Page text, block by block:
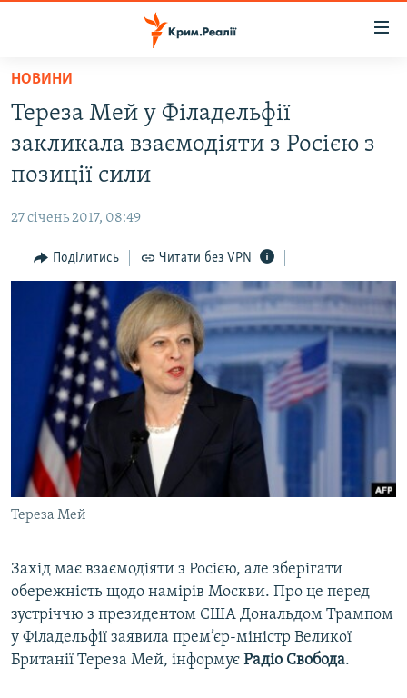
Перейти
основного
матеріалу
до
основної
Перейти
до
ВОДА.КРИМ
ВІДЕО ТА ФОТО
БЛОГИ
ПОГЛЯД
ІНТЕРВ'Ю
ВСЕ ЗА ДЕНЬ
СПЕЦПРОЕКТИ
ДЕПОРТАЦІЯ
ВІДЕОУРОКИ «ELIFBE»
СВІДЧЕННЯ ОКУПАЦІЇ
УКРАЇНСЬКА ПРОБЛЕМА КРИМУ
ІНФОГРАФІКА
ЯК ОБІЙТИ БЛОКУВАННЯ
Русский
Qırımtatar
ДОЛУЧАЙСЯ!
Усі сайти RFE/RL
НОВИНИ
Тереза Мей у Філадельфії
закликала взаємодіяти з Росією з
позиції сили
27 січень 2017, 08:49
Поділитись Читати без VPN
Тереза Мей
Захід має взаємодіяти з Росією, але зберігати
обережність щодо намірів Москви. Про це перед
зустріччю з президентом США Дональдом Трампом
у Філадельфії заявила прем’єр-міністр Великої
Британії Тереза Мей, інформує Радіо Свобода.